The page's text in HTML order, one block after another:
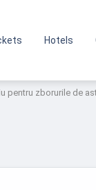
Hotels
pentru zborurile de